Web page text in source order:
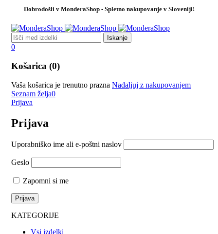
Dobrodošli v MonderaShop - Spletno nakupovanje v Sloveniji!
0
Košarica (0)
Vaša košarica je trenutno prazna Nadaljuj z nakupovanjem
Seznam želja0
Prijava
Prijava
Uporabniško ime ali e-poštni naslov
Geslo
Zapomni si me
KATEGORIJE
Vsi izdelki